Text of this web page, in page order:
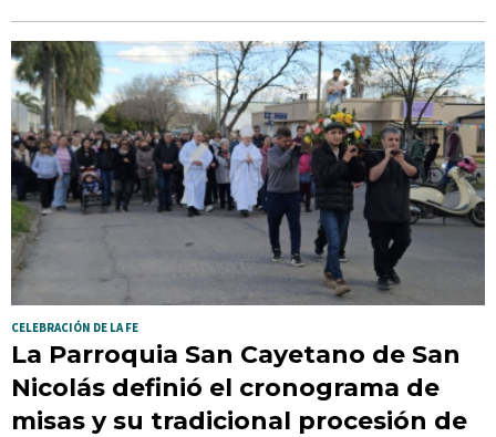
CELEBRACIÓN DE LA FE
La Parroquia San Cayetano de San
Nicolás definió el cronograma de
misas y su tradicional procesión de